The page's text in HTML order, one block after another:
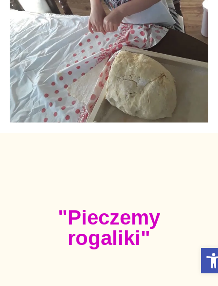
Otwórz Pasek narzędzi
"Pieczemy
rogaliki"